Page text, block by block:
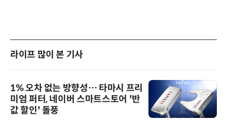
라이프 많이 본 기사
1% 오차 없는 방향성… 타마시 프리
미엄 퍼터, 네이버 스마트스토어 '반
값 할인' 돌풍